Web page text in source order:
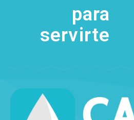
para
servirte